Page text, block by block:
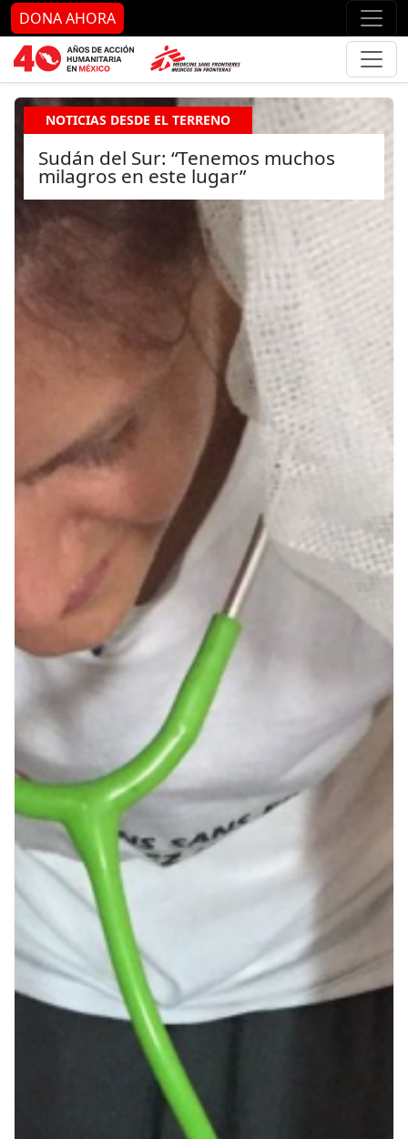
Ir al contenido principal Ir
DONA AHORA
NOTICIAS DESDE EL TERRENO
Sudán del Sur: “Tenemos muchos
milagros en este lugar”